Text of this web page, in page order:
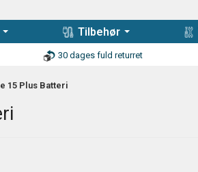
Tilbehør
30 dages fuld returret
15 Plus Batteri